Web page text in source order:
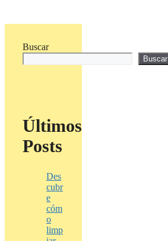
Buscar
Buscar
Últimos
Posts
Des
cubr
e
cóm
o
limp